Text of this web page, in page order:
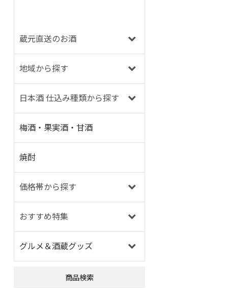
蔵元直送のお酒
地域から探す
日本酒 仕込み種類から探す
梅酒・果実酒・甘酒
焼酎
価格帯から探す
おすすめ特集
グルメ＆酒蔵グッズ
商品検索